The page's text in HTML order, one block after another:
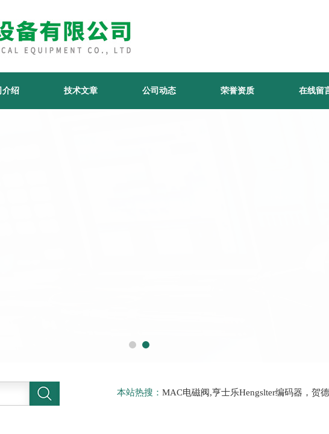
介绍 技术文章 公司动态 荣誉资质 在线留
本站热搜： MAC电磁阀,亨士乐Hengslter编码器，贺